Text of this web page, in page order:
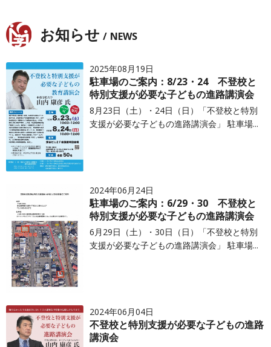
お知らせ NEWS
2025年08月19日
駐車場のご案内：8/23・24 不登校と
特別支援が必要な子どもの進路講演会
8月23日（土）・24日（日）「不登校と特別
支援が必要な子どもの進路講演会」 駐車場...
2024年06月24日
駐車場のご案内：6/29・30 不登校と
特別支援が必要な子どもの進路講演会
6月29日（土）・30日（日）「不登校と特別
支援が必要な子どもの進路講演会」 駐車場...
2024年06月04日
不登校と特別支援が必要な子どもの進路
講演会